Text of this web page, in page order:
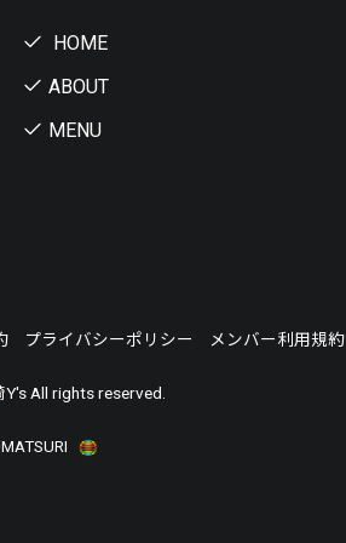
HOME
ABOUT
MENU
プライバシーポリシー メンバー利用規約
All rights reserved.